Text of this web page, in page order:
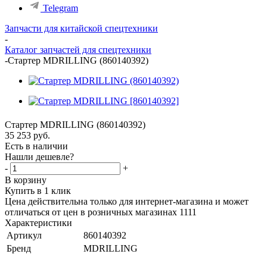
Telegram
Запчасти для китайской спецтехники
-
Каталог запчастей для спецтехники
-Стартер MDRILLING (860140392)
Стартер MDRILLING (860140392)
35 253 руб.
Есть в наличии
Нашли дешевле?
-
+
В корзину
Купить в 1 клик
Цена действительна только для интернет-магазина и может
отличаться от цен в розничных магазинах 1111
Характеристики
Артикул
860140392
Бренд
MDRILLING